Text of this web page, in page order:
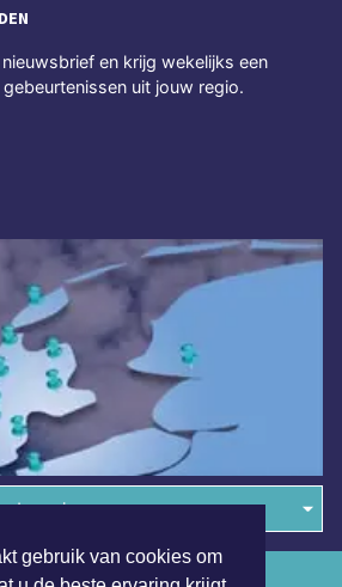
gebruik van cookies om
en krijg wekelijks een
uit jouw regio.
de regio